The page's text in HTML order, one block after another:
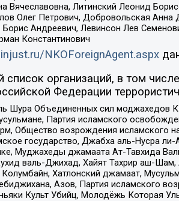
Вячеславовна, Литинский Леонид
Олег Петрович, Добровольская
Борис Андреевич, Левинсон Лев
Константинович
NKOForeignAgent.aspx
организаций, в том
Федерации
Объединенных сил моджахедов
Партия исламского
Общество возрождения исламского
государство, Джабха аль-Нусра
Муджахеды джамаата Ат-Тавхида
валь-Джихад, Хайят Тахрир аш-
Хатлонский джамаат,
Азов, Партия исламского
Культ Убийц, Молодёжь Которая